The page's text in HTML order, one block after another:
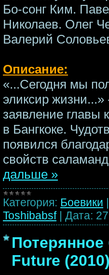
Бо-сонг Ким.
Николаев. Олег
Валерий
Описание:
«...Сегодня мы
эликсир жизни...»
заявление главы
в Бангкоке.
появился
свойств
дальше »
Категория: Боевики
Toshibabsf | Дата:
Future